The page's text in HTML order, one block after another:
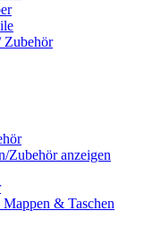
Zubehör
Zubehör anzeigen
& Taschen